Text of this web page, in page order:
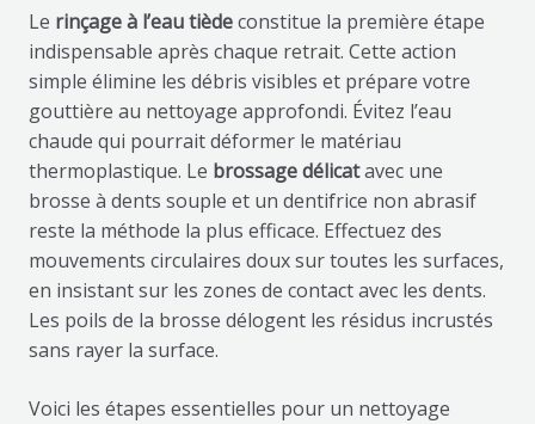
Le rinçage à l’eau tièdeconstitue la première étape
indispensable après chaque retrait. Cette action
simple élimine les débris visibles et prépare votre
gouttière au nettoyage approfondi. Évitez l’eau
chaude qui pourrait déformer le matériau
thermoplastique. Le brossage délicatavec une
brosse à dents souple et un dentifrice non abrasif
reste la méthode la plus efficace. Effectuez des
mouvements circulaires doux sur toutes les surfaces,
en insistant sur les zones de contact avec les dents.
Les poils de la brosse délogent les résidus incrustés
sans rayer la surface.
Voici les étapes essentielles pour un nettoyage